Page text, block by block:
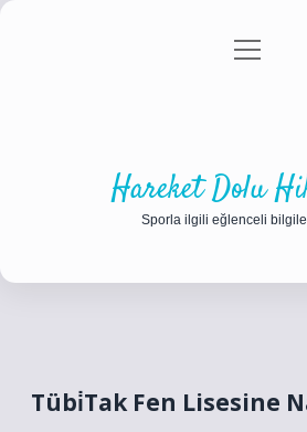
Gizlilik Politikası
menüyü
Hareket Dolu
Sporla ilgili eğlenceli
Tübi̇Tak Fen Lisesine